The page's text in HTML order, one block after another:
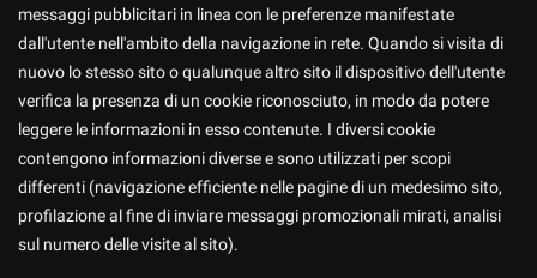
messaggi pubblicitari in linea con le preferenze manifestate
dall'utente nell'ambito della navigazione in rete. Quando si visita di
nuovo lo stesso sito o qualunque altro sito il dispositivo dell'utente
verifica la presenza di un cookie riconosciuto, in modo da potere
leggere le informazioni in esso contenute. I diversi cookie
contengono informazioni diverse e sono utilizzati per scopi
differenti (navigazione efficiente nelle pagine di un medesimo sito,
profilazione al fine di inviare messaggi promozionali mirati, analisi
sul numero delle visite al sito).
di
tracciamento
adottiamo
per
offrire
le
funzionalità
le